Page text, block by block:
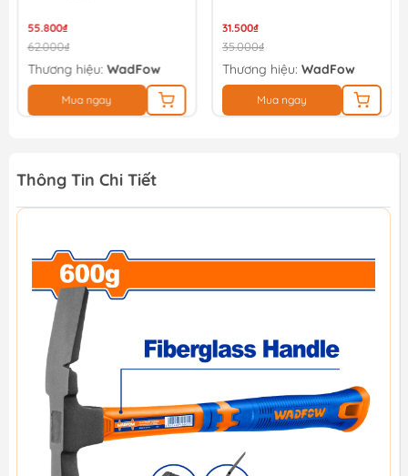
55.800₫
62.000₫
Thương hiệu: WadFow
Mua ngay
31.500₫
35.000₫
Thương hiệu: WadFow
Mua ngay
Thông Tin Chi Tiết